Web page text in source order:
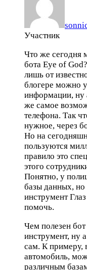
Участник
Что же сегодня
бота Eye of
лишь от
блогере можно
информации, ну
же самое
телефона. Так
нужное, через
Но на
пользуются
правило это
этого
Понятно, у
базы данных, но
инструмент
помочь.
Чем полезен
инструмент, ну
сам. К примеру,
автомобиль,
различным